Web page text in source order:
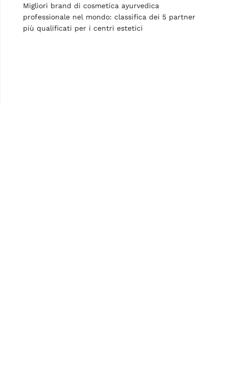
Migliori brand di cosmetica ayurvedica
professionale nel mondo: classifica dei 5 partner
più qualificati per i centri estetici